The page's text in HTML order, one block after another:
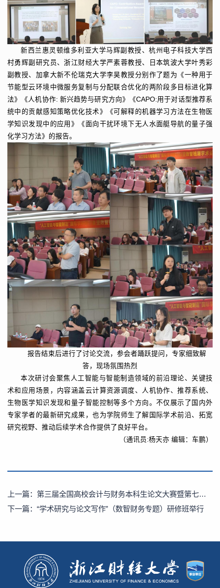
新西兰惠灵顿维多利亚大学马辉副教授、杭州电子科技大学西
村勇辉副研究员、浙江财经大学严素蓉教授、日本筑波大学叶秀彩
副教授、加拿大新不伦瑞克大学李昊教授分别作了题为《一种用于
节能型云环境中微服务复制与分配联合优化的两阶段多目标进化算
法》《人机协作: 新兴趋势与研究方向》《CAPO:用于对话型推荐系
统中的贡献感知策略优化技术》《可解释的机器学习方法在生物医
学知识发现中的应用》《面向干扰环境下无人水面艇导航的量子强
化学习方法》的报告。
报告结束后进行了讨论交流，参会者踊跃提问，专家细致解
答，现场氛围热烈
本次研讨会聚焦人工智能与智能制造领域的前沿理论、关键技
术和应用场景，内容涵盖云计算资源调度、人机协作、推荐系统、
生物医学知识发现和量子智能控制等多个方向。不仅展示了国内外
专家学者的最新研究成果，也为学院师生了解国际学术前沿、拓宽
研究视野、推动后续学术合作提供了良好平台。
（通讯员:杨天亦 编辑：车鹏）
上一篇： 第三届全国高校会计与财务本科生论文大赛暨第七届经管类本科生论文研讨会在我校举行
下一篇： “学术研究与论文写作”（数智财务专题）研修班举行